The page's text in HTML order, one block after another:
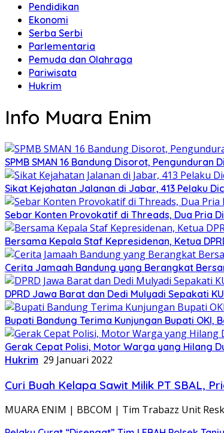
Pendidikan
Ekonomi
Serba Serbi
Parlementaria
Pemuda dan Olahraga
Pariwisata
Hukrim
Info Muara Enim
SPMB SMAN 16 Bandung Disorot,
Sikat Kejahatan Jalanan di Jabar, 413 Pelaku
Sebar Konten Provokatif di Threads, Dua Pria
Bersama Kepala Staf Kepresidenan, Ketua
Cerita Jamaah Bandung yang Berangkat
DPRD Jawa Barat dan Dedi Mulyadi Sepakati
Bupati Bandung Terima Kunjungan Bupati OKI,
Gerak Cepat Polisi, Motor Warga yang Hilang
Hukrim 29 Januari 2022
Curi Buah Kelapa Sawit Milik PT SBAL,
MUARA ENIM | BBCOM | Tim Trabazz Unit